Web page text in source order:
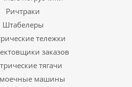
Ричтраки
Штабелеры
тележки
заказов
тягачи
машины